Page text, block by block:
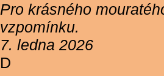
Pro krásného
vzpomínku.
7. ledna 2026
D